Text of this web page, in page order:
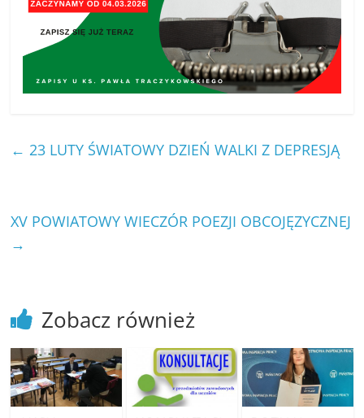
← 23 LUTY ŚWIATOWY DZIEŃ WALKI Z DEPRESJĄ
XV POWIATOWY WIECZÓR POEZJI OBCOJĘZYCZNEJ
→
Zobacz również